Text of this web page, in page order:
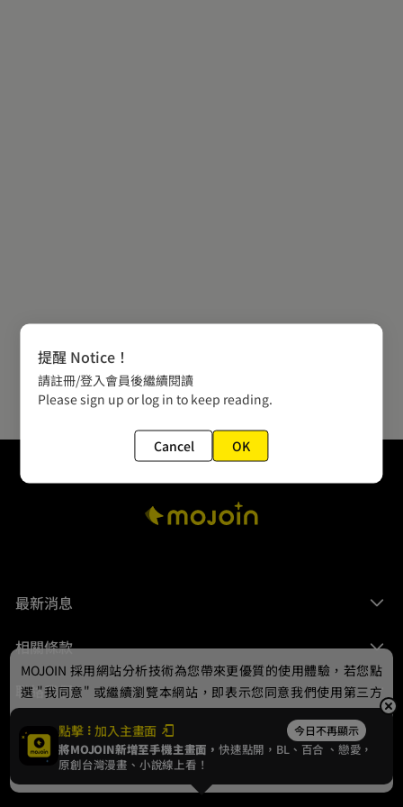
最新消息
相關條款
聯絡我們
© 2024 gamania Digital Entertainment Co., Ltd.
點擊 加入主畫面 今日不再顯示
將MOJOIN新增至手機主畫面，快速點開，BL、 百合 、戀愛，
原創台灣漫畫、小說線上看！
MOJOIN 採用網站分析技術為您帶來更優質的使用體驗，若您點
選 "我同意" 或繼續瀏覽本網站，即表示您同意我們使用第三方
Cookie，欲瞭解更多資訊請見隱私權政策。
我同意
提醒 Notice！
請註冊/登入會員後繼續閱讀
Please sign up or log in to keep reading.
Cancel OK